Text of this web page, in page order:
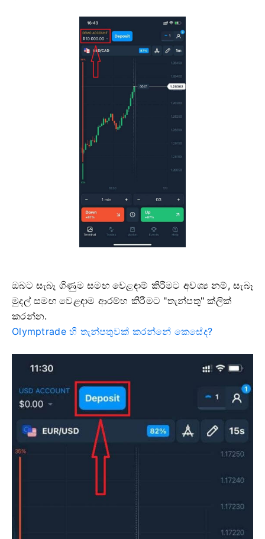
ඔබට සැබෑ ගිණුම සමඟ වෙළඳාම් කිරීමට අවශ්‍ය නම්, සැබෑ
මුදල් සමඟ වෙළඳාම ආරම්භ කිරීමට "තැන්පතු" ක්ලික්
කරන්න.
Olymptrade හි තැන්පතුවක් කරන්නේ කෙසේද?